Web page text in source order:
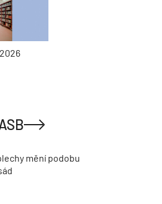
mění podobu